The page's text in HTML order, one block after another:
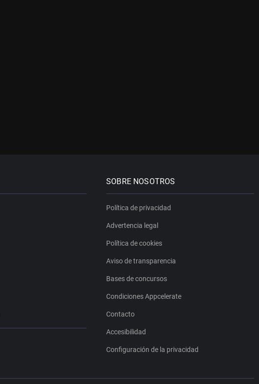
SOBRE NOSOTROS
Política de privacidad
Advertencia legal
Política de cookies
Aviso de transparencia
Bases de concursos
Condiciones Appcelerate
Contacto
Accesibilidad
Configuración de la privacidad